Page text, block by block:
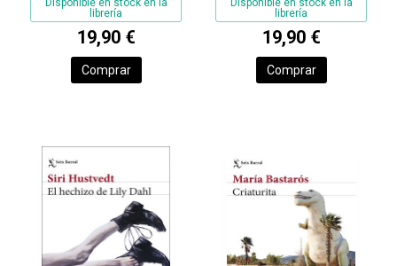
Disponible en stock en la
librería
19,90 €
Comprar
Disponible en stock en la
librería
19,90 €
Comprar